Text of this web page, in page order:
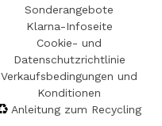
Sonderangebote
Klarna-Infoseite
Cookie- und
Datenschutzrichtlinie
Verkaufsbedingungen und
Konditionen
Anleitung zum Recycling